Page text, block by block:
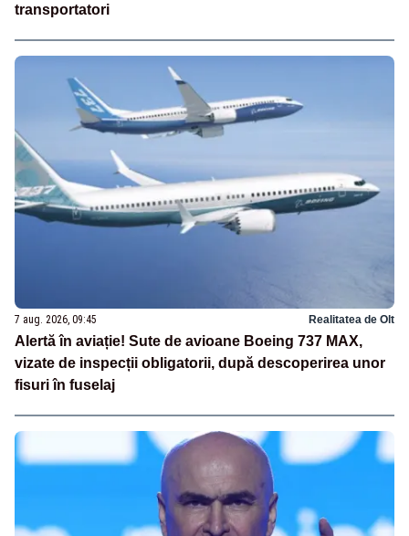
transportatori
7 aug. 2026, 09:45 Realitatea de Olt
Alertă în aviație! Sute de avioane Boeing 737 MAX,
vizate de inspecții obligatorii, după descoperirea unor
fisuri în fuselaj